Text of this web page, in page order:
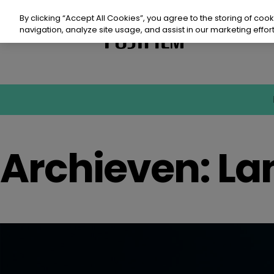
naar
artikel
Archieven:
By clicking “Accept All Cookies”, you agree to the storing of
navigation, analyze site usage, and assist in our marketing